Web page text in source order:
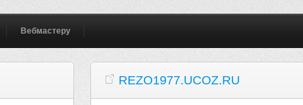
Вебмастеру
REZO1977.UCOZ.RU